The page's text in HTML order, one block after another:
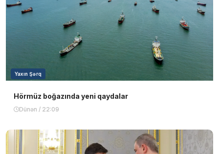
Yaxın Şərq
Hörmüz boğazında yeni qaydalar
Dünən / 22:09